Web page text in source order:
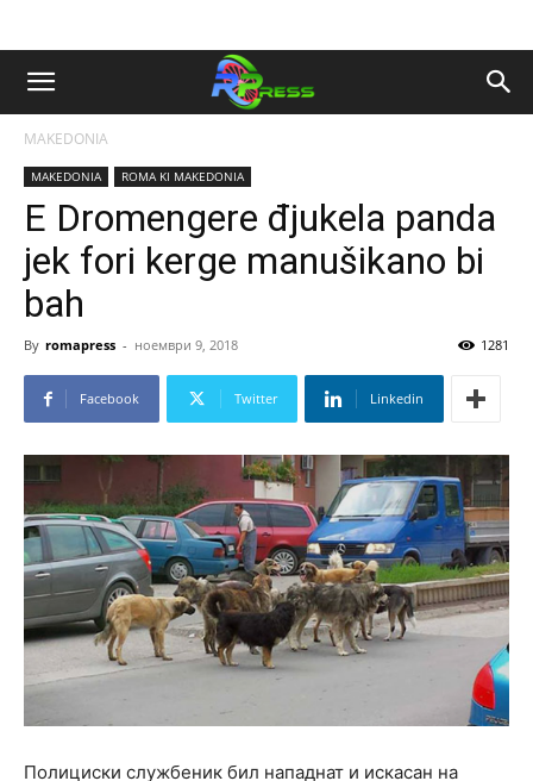
MAKEDONIA
MAKEDONIA ROMA KI MAKEDONIA
E Dromengere đjukela panda
jek fori kerge manušikano bi
bah
By romapress - ноември 9, 2018 1281
Facebook Twitter Linkedin
Полициски службеник бил нападнат и искасан на